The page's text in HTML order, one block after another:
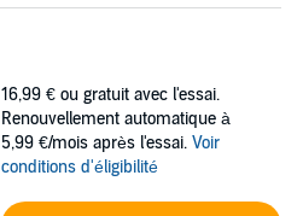
16,99 € ou gratuit avec l'essai.
Renouvellement automatique à
5,99 €/mois après l'essai. Voir
conditions d'éligibilité